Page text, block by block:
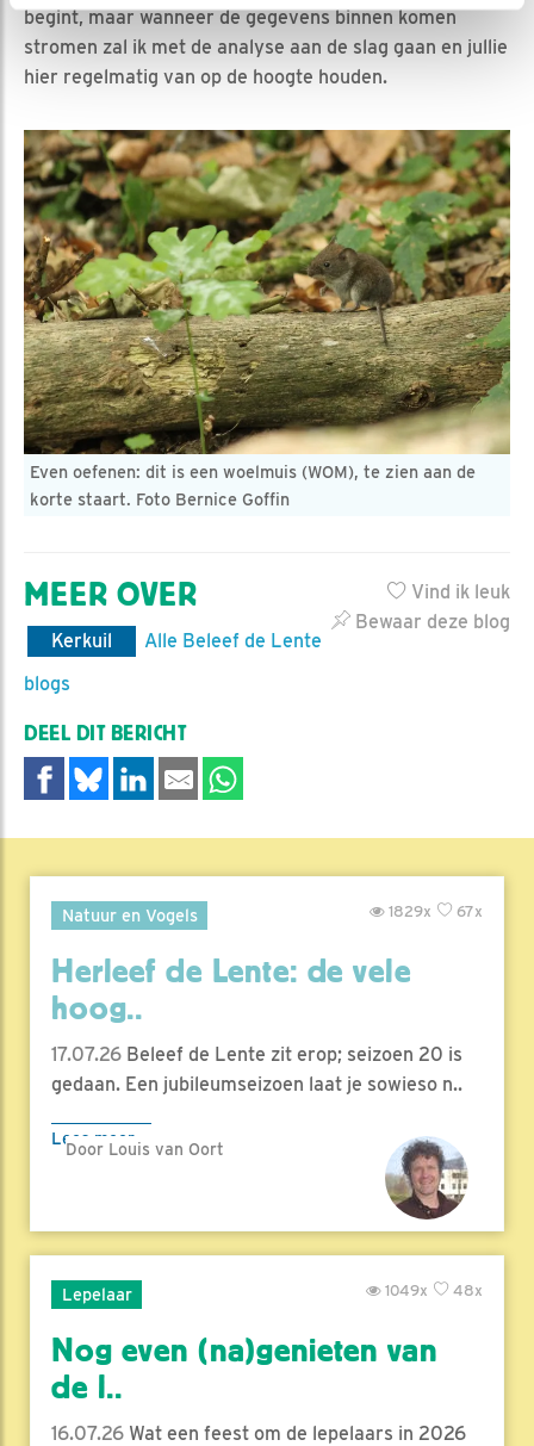
begint, maar wanneer de gegevens binnen komen
stromen zal ik met de analyse aan de slag gaan en jullie
hier regelmatig van op de hoogte houden.
Even oefenen: dit is een woelmuis (WOM), te zien aan de
korte staart. Foto Bernice Goffin
Vind ik leuk
Bewaar deze blog
MEER OVER
Kerkuil
Alle Beleef de Lente
blogs
DEEL DIT BERICHT
Natuur en Vogels 67x
1829x
Herleef de Lente: de vele
hoog..
17.07.26 Beleef de Lente zit erop; seizoen 20 is
gedaan. Een jubileumseizoen laat je sowieso n..
Lees meer
Door Louis van Oort
Lepelaar 48x
1049x
Nog even (na)genieten van
de l..
16.07.26 Wat een feest om de lepelaars in 2026